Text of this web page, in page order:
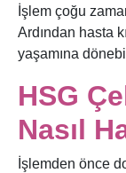
İşlem çoğu
Ardından hasta
yaşamına
HSG
Nasıl
İşlemden önce